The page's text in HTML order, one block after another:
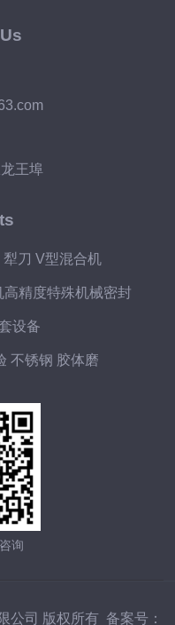
王埠
刀 V型混合机
精度特殊机械密封
设备
不锈钢 胶体磨
询
公司 版权所有 备案号：